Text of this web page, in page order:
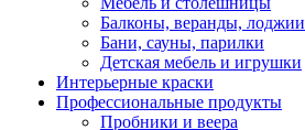
Балконы, веранды, лоджии
Бани, сауны, парилки
Детская мебель и игрушки
Интерьерные краски
Профессиональные продукты
Пробники и веера